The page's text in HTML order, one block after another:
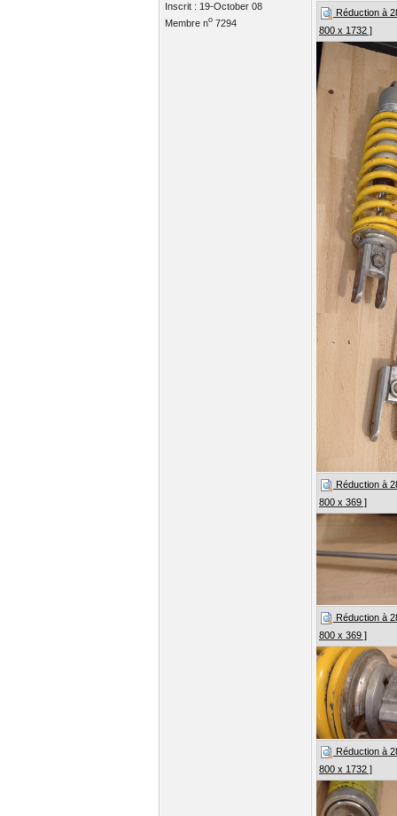
Inscrit : 19-October 08
Membre no7294
Réduction à
800 x 1732 ]
Réduction à
800 x 369 ]
Réduction à
800 x 369 ]
Réduction à
800 x 1732 ]